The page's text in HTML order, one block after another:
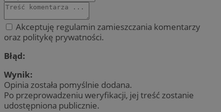
Akceptuję regulamin zamieszczania komentarzy
oraz politykę prywatności.
Błąd:
Wynik:
Opinia została pomyślnie dodana.
Po przeprowadzeniu weryfikacji, jej treść zostanie
udostępniona publicznie.